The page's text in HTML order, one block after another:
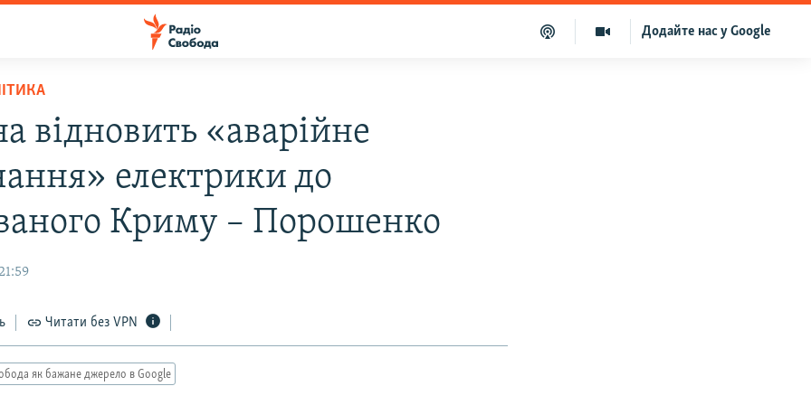
Додайте нас у Google
відновить «аварійне
електрики до
Криму – Порошенко
Читати без VPN
як бажане джерело в Google